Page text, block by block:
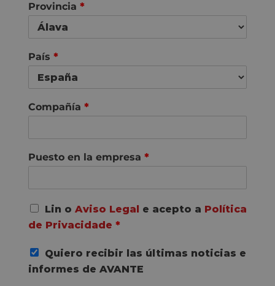
Provincia *
País *
Compañía *
Puesto en la empresa *
A
o
d
o
Lin o Aviso Legal e acepto a Política
de Privacidade *
Quiero recibir las últimas noticias e
informes de AVANTE